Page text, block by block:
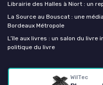
WilTec
Librairie des Halles à Niort : un
La Source au Bouscat : une
Bordeaux Métropole
L’île aux livres : un salon du
politique du livre
Getboox